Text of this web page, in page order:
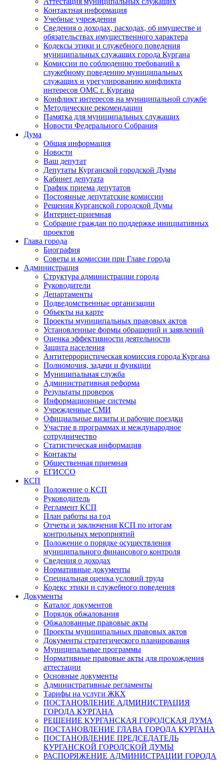
Контактная информация
Учебные учреждения
Сведения о доходах, расходах, об имуществе и
обязательствах имущественного характера
Кодексы этики и служебного поведения
муниципальных служащих города Кургана
Комиссии по соблюдению требований к
служебному поведению муниципальных
служащих и урегулированию конфликта
интересов ОМС г. Кургана
Конфликт интересов на муниципальной службе
Методические рекомендации
Памятка для муниципальных служащих
Новости Федерального Cобрания
Дума
Общая информация
Новости
Ваш депутат
Депутаты Курганской городской Думы
Кабинет депутата
График приема депутатов
Постоянные депутатские комиссии
Решения Курганской городской Думы
Интернет-приемная
Собрание граждан по поддержке инициативных
проектов
Глава города
Биография
Советы и комиссии при Главе города
Администрация
Структура администрации города
Руководители
Департаменты
Подведомственные организации
Объекты на карте
Проекты муниципальных правовых актов
Установленные формы обращений и заявлений
Оценка эффективности деятельности
Защита населения
Антитеррористическая комиссия города Кургана
Полномочия, задачи и функции
Муниципальная служба
Административная реформа
Результаты проверок
Информационные системы
Учрежденные СМИ
Официальные визиты и рабочие поездки
Участие в программах и международное
сотрудничество
Статистическая информация
Контакты
Общественная приемная
ЕГИССО
КСП
Положение о КСП
Руководитель
Регламент КСП
План работы на год
Отчеты и заключения КСП по итогам
контрольных мероприятий
Положение о порядке осуществления
муниципального финансового контроля
Сведения о доходах
Нормативные документы
Специальная оценка условий труда
Кодекс этики и служебного поведения
Документы
Каталог документов
Порядок обжалования
Обжалованные правовые акты
Проекты муниципальных правовых актов
Документы стратегического планирования
Муниципальные программы
Нормативные правовые акты для прохождения
аттестации
Основные документы
Административные регламенты
Тарифы на услуги ЖКХ
ПОСТАНОВЛЕНИЕ АДМИНИСТРАЦИЯ
ГОРОДА КУРГАНА
РЕШЕНИЕ КУРГАНСКАЯ ГОРОДСКАЯ ДУМА
ПОСТАНОВЛЕНИЕ ГЛАВА ГОРОДА КУРГАНА
ПОСТАНОВЛЕНИЕ ПРЕДСЕДАТЕЛЬ
КУРГАНСКОЙ ГОРОДСКОЙ ДУМЫ
РАСПОРЯЖЕНИЕ АДМИНИСТРАЦИИ ГОРОДА